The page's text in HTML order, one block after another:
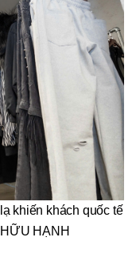
khiến khách quốc tế
HẠNH